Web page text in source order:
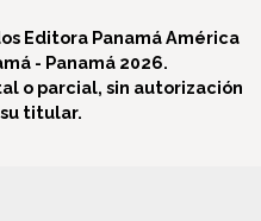
Editora Panamá América
- Panamá 2026.
o parcial, sin autorización
titular.